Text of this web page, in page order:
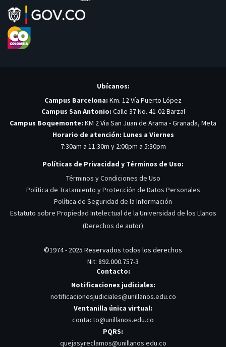
Ubícanos:
Campus Barcelona: Km. 12 Vía Puerto López
Campus San Antonio: Calle 37 No. 41-02 Barzal
Campus Boquemonte: KM 2 Via San Juan de Arama - Granada, Meta
Horario de atención: Lunes a Viernes
7:30am a 11:30m y 2:00pm a 5:30pm
Políticas de Privacidad y Términos de Uso:
Términos y Condiciones de Uso
Política de Tratamiento y Protección de Datos Personales
Política de Seguridad de la Información
Estatuto sobre Propiedad Intelectual de la Universidad de los Llanos
(Derechos de autor)
©1974 - 2025 Reservados todos los derechos
Nit: 892.000.757-3
Contacto:
Notificaciones judiciales:
notificacionesjudiciales@unillanos.edu.co
Ventanilla única virtual:
contacto@unillanos.edu.co
PQRS:
quejasyreclamos@unillanos.edu.co